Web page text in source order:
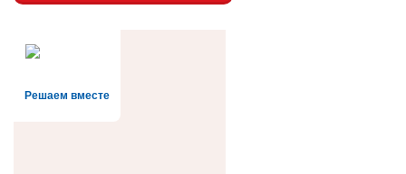
Решаем вместе